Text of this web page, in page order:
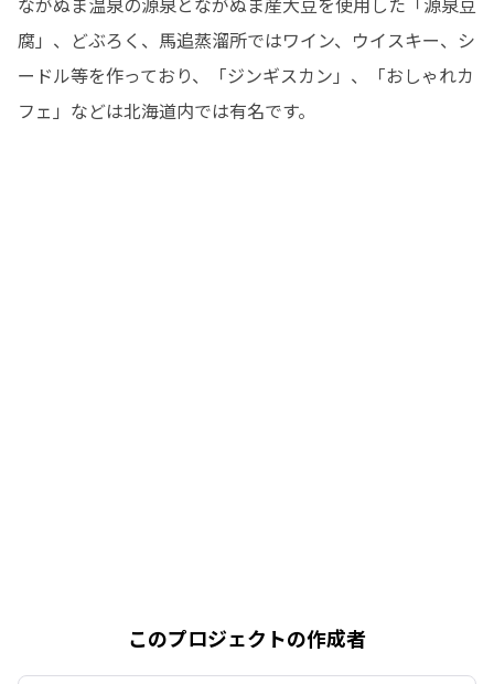
腐」、どぶろく、馬追蒸溜所ではワイン、ウイスキー、シ
ードル等を作っており、「ジンギスカン」、「おしゃれカ
フェ」などは北海道内では有名です。
このプロジェクトの作成者